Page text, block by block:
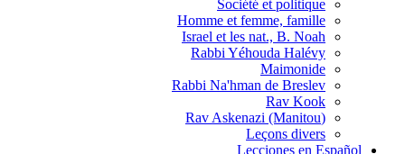
Société et politique
Homme et femme, famille
Israel et les nat., B. Noah
Rabbi Yéhouda Halévy
Maimonide
Rabbi Na'hman de Breslev
Rav Kook
(Rav Askenazi (Manitou
Leçons divers
Lecciones en Español